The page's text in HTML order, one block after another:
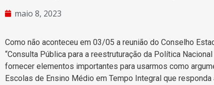
maio 8, 2023
Como não aconteceu em 03/05 a reunião do Conselho
“Consulta Pública para a reestruturação da Política
fornecer elementos importantes para usarmos como
Escolas de Ensino Médio em Tempo Integral que